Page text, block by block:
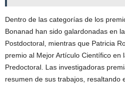
Dentro de las categorías de los
Bonanad han sido galardonadas en
Postdoctoral, mientras que Patricia
premio al Mejor Artículo Científico en
Predoctoral. Las investigadoras
resumen de sus trabajos, resaltando